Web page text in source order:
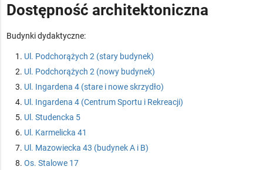
Dostępność architektoniczna
Budynki dydaktyczne:
Ul. Podchorążych 2 (stary budynek)
Ul. Podchorążych 2 (nowy budynek)
Ul. Ingardena 4 (stare i nowe skrzydło)
Ul. Ingardena 4 (Centrum Sportu i Rekreacji)
Ul. Studencka 5
Ul. Karmelicka 41
Ul. Mazowiecka 43 (budynek A i B)
Os. Stalowe 17